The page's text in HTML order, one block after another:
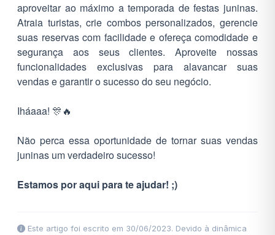
aproveitar ao máximo a temporada de festas juninas.
Atraia turistas, crie combos personalizados, gerencie
suas reservas com facilidade e ofereça comodidade e
segurança aos seus clientes. Aproveite nossas
funcionalidades exclusivas para alavancar suas
vendas e garantir o sucesso do seu negócio.
Iháaaa! 🎊🔥
Não perca essa oportunidade de tornar suas vendas
juninas um verdadeiro sucesso!
Estamos por aqui para te ajudar! ;)
Este artigo foi escrito em 30/06/2023. Devido à dinâmica